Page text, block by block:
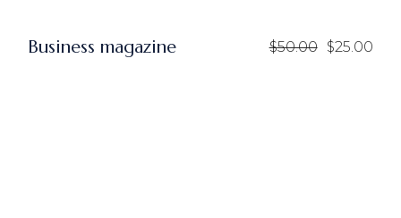
Business magazine $50.00 $25.00